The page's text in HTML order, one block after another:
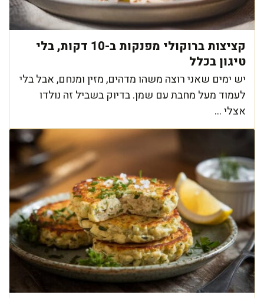
קציצות ברוקולי מפנקות ב-10 דקות, בלי
טיגון בכלל
יש ימים שאני רוצה משהו מדהים, מזין ומנחם, אבל בלי
לעמוד מעל מחבת עם שמן. בדיוק בשביל זה נולדו
אצלי ...